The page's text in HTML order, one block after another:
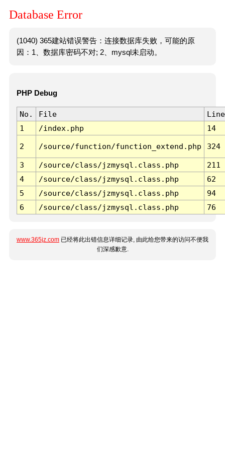
Database Error
(1040) 365建站错误警告：连接数据库失败，可能的原
因：1、数据库密码不对; 2、mysql未启动。
PHP Debug
No. File
Line
1
/index.php 14
2 /source/function/function_extend.php 324
3 /source/class/jzmysql.class.php
211
4
/source/class/jzmysql.class.php
62
5
/source/class/jzmysql.class.php
94
6
/source/class/jzmysql.class.php 76
www.365jz.com 已经将此出错信息详细记录, 由此给您带来的访问不便我
们深感歉意.